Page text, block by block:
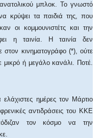
μπλοκ. Το γνωστό
κρύψει τα παιδιά της, που
οι κομμουνιστέτς και την
η ταινία. Η ταινία δεν
κινηματογράφο (*), ούτε
μικρό ή μεγάλο κανάλι. Ποτέ.
ελάχιστες ημέρες τον Μάρτιο
αντιδράσεις του ΚΚΕ
τον κόσμο να την